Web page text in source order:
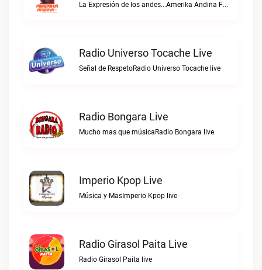
La Expresión de los andes...Amerika Andina FM live
Radio Universo Tocache Live
Señal de RespetoRadio Universo Tocache live
Radio Bongara Live
Mucho mas que músicaRadio Bongara live
Imperio Kpop Live
Música y MasImperio Kpop live
Radio Girasol Paita Live
Radio Girasol Paita live